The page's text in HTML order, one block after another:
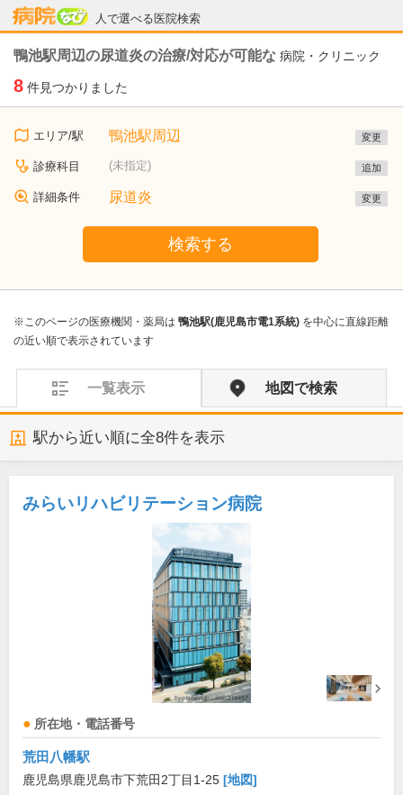
人で選べる医院検索
病院なび
鴨池駅周辺の尿道炎の治療/対応が可能な 病院・クリニック
8 件見つかりました
エリア/駅 鴨池駅周辺 変更
診療科目 (未指定) 追加
詳細条件 尿道炎 変更
検索する
※このページの医療機関・薬局は 鴨池駅(鹿児島市電1系統) を中心に直線距離
の近い順で表示されています
一覧表示 地図で検索
駅から近い順に全8件を表示
みらいリハビリテーション病院
所在地・電話番号
荒田八幡駅
鹿児島県鹿児島市下荒田2丁目1-25 [地図]